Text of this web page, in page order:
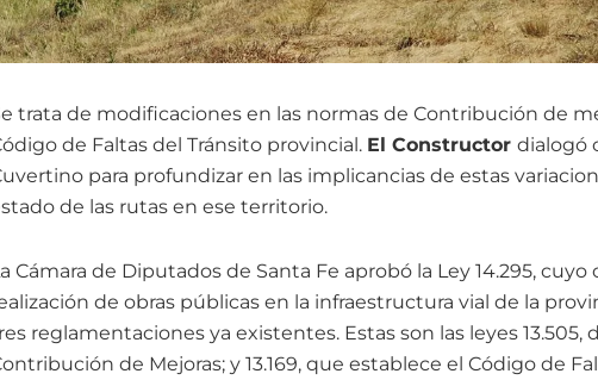
trata de modificaciones en las normas de Contribución de
de Faltas del Tránsito provincial. El Constructor dialogó
para profundizar en las implicancias de estas
de las rutas en ese territorio.
Cámara de Diputados de Santa Fe aprobó la Ley 14.295,
de obras públicas en la infraestructura vial de la
reglamentaciones ya existentes. Estas son las leyes 13.505,
de Mejoras; y 13.169, que establece el Código de